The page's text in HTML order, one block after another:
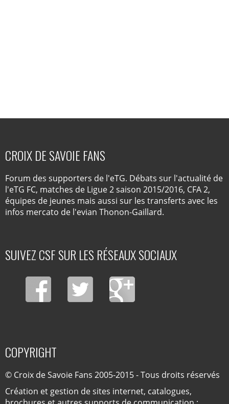
CROIX DE SAVOIE FANS
Forum des supporters de l'eTG. Débats sur l'actualité de
l'eTG FC, matches de Ligue 2 saison 2015/2016, CFA 2,
équipes de jeunes mais aussi sur les transferts avec les
infos mercato de l'evian Thonon-Gaillard.
SUIVEZ CSF SUR LES RÉSEAUX SOCIAUX
COPYRIGHT
© Croix de Savoie Fans 2005-2015 - Tous droits réservés
Création et gestion de sites internet, catalogues,